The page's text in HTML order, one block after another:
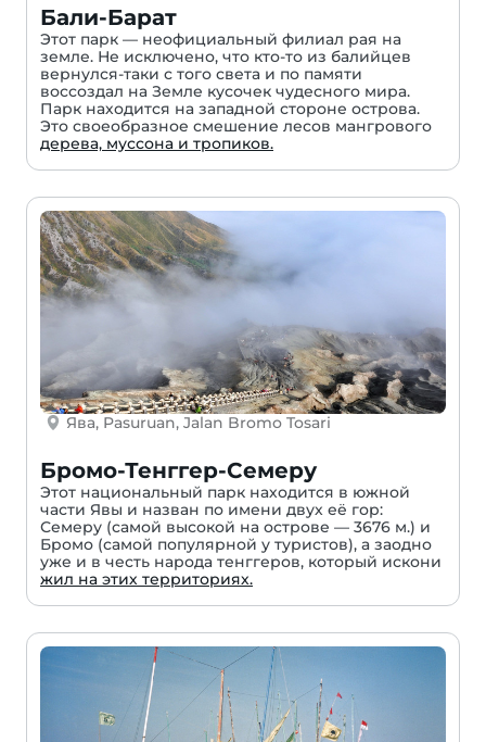
Бали-Барат
Этот парк — неофициальный филиал рая на
земле. Не исключено, что кто-то из балийцев
вернулся-таки с того света и по памяти
воссоздал на Земле кусочек чудесного мира.
Парк находится на западной стороне острова.
Это своеобразное смешение лесов мангрового
дерева, муссона и тропиков.
Ява, Pasuruan, Jalan Bromo Tosari
Бромо-Тенггер-Семеру
Этот национальный парк находится в южной
части Явы и назван по имени двух её гор:
Семеру (самой высокой на острове — 3676 м.) и
Бромо (самой популярной у туристов), а заодно
уже и в честь народа тенггеров, который искони
жил на этих территориях.